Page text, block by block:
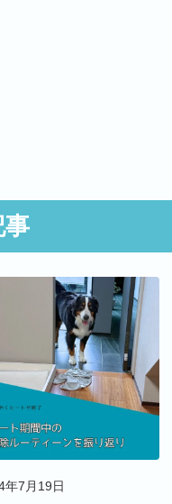
年7月19日